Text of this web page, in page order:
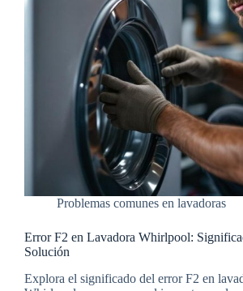
Problemas comunes en lavadoras
Error F2 en Lavadora Whirlpool:
Solución
Explora el significado del error F2 en